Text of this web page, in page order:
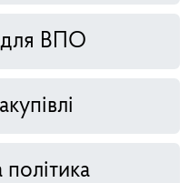
для ВПО
політика